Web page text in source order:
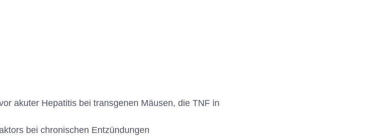
akuter Hepatitis bei transgenen Mäusen, die TNF in
bei chronischen Entzündungen